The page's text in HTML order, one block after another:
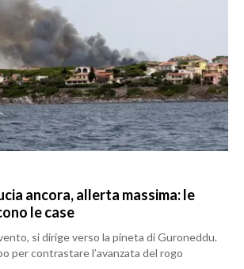
ancora, allerta massima: le
le case
si dirige verso la pineta di Guroneddu.
per contrastare l’avanzata del rogo